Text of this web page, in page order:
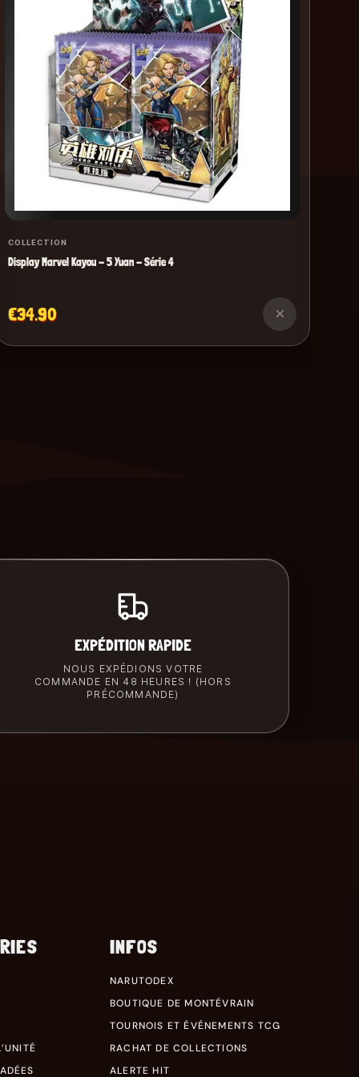
COLLECTION
Display Marvel Kayou - 5 Yuan - Série 4
€34.90 ×
EXPÉDITION RAPIDE
NOUS EXPÉDIONS VOTRE
COMMANDE EN 48 HEURES ! (HORS
PRÉCOMMANDE)
INFOS
NARUTODEX
BOUTIQUE DE MONTÉVRAIN
TOURNOIS ET ÉVÉNEMENTS TCG
RACHAT DE COLLECTIONS
ALERTE HIT